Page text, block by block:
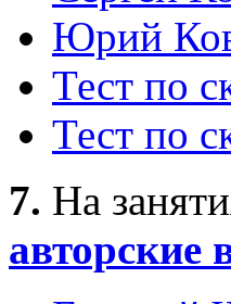
Юрий
Тест по
Тест по
7. На
авторские